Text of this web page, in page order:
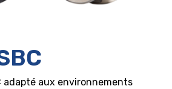
adapté aux environnements